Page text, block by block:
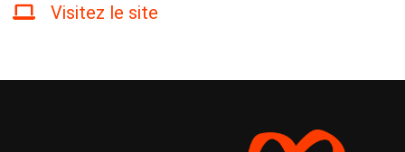
Visitez le site